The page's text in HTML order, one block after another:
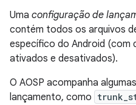
Uma configuração de
contém todos os arquivos
específico do Android (com
ativados e desativados).
O AOSP acompanha
lançamento, como